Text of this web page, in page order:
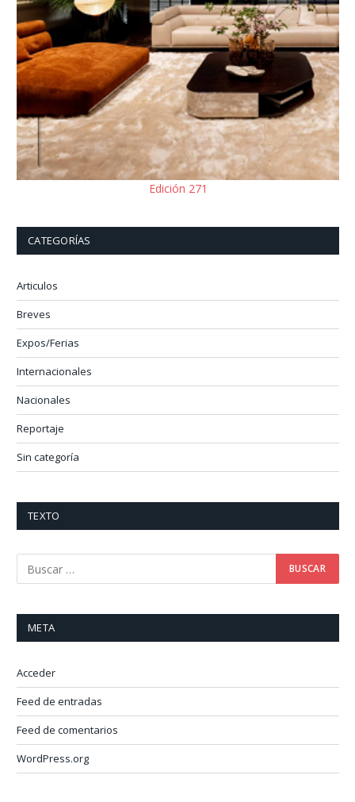
Edición 271
CATEGORÍAS
Articulos
Breves
Expos/Ferias
Internacionales
Nacionales
Reportaje
Sin categoría
TEXTO
META
Acceder
Feed de entradas
Feed de comentarios
WordPress.org